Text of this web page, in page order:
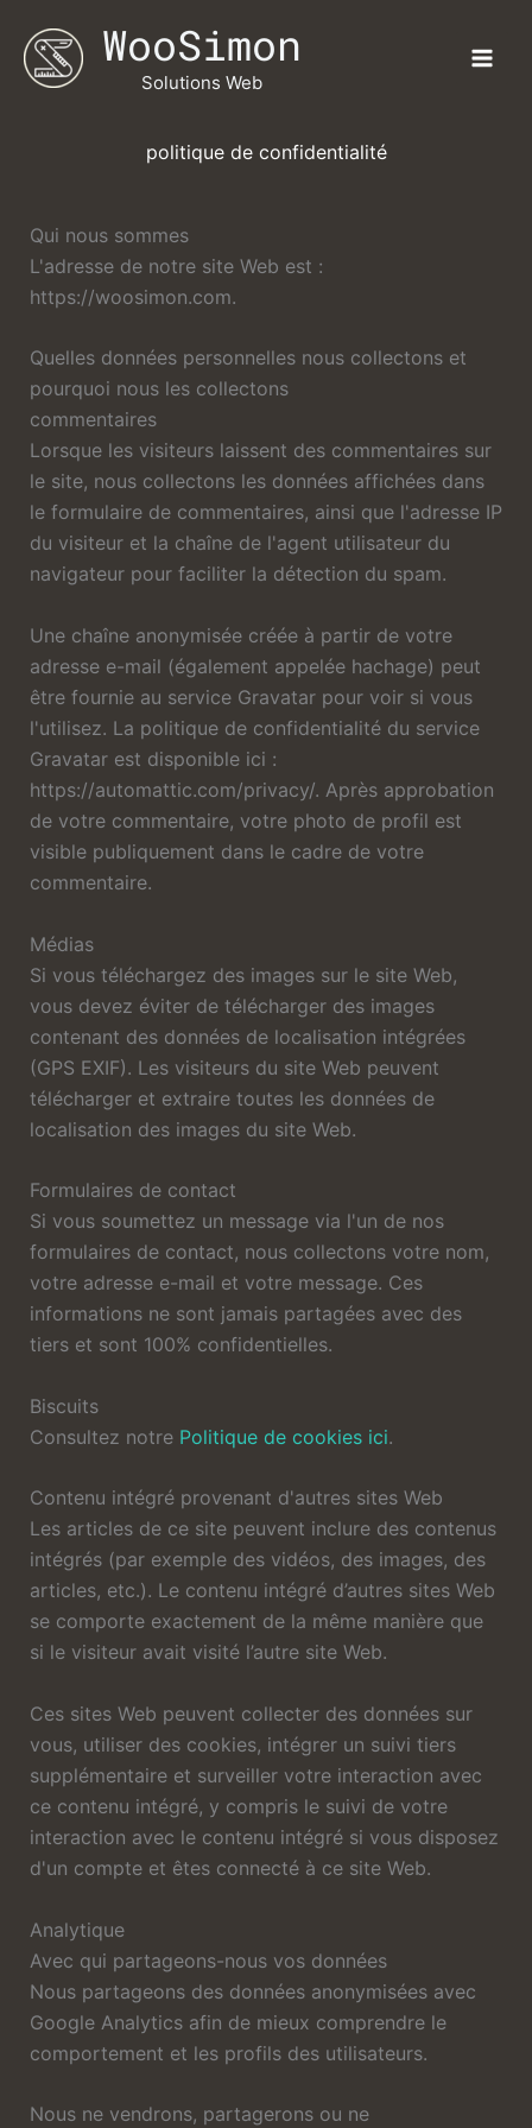
contenu
WooSimon
Solutions Web
politique de confidentialité
Qui nous sommes
L'adresse de notre site Web est :
https://woosimon.com.
Quelles données personnelles nous collectons et
pourquoi nous les collectons
commentaires
Lorsque les visiteurs laissent des commentaires sur
le site, nous collectons les données affichées dans
le formulaire de commentaires, ainsi que l'adresse IP
du visiteur et la chaîne de l'agent utilisateur du
navigateur pour faciliter la détection du spam.
Une chaîne anonymisée créée à partir de votre
adresse e-mail (également appelée hachage) peut
être fournie au service Gravatar pour voir si vous
l'utilisez. La politique de confidentialité du service
Gravatar est disponible ici :
https://automattic.com/privacy/. Après approbation
de votre commentaire, votre photo de profil est
visible publiquement dans le cadre de votre
commentaire.
Médias
Si vous téléchargez des images sur le site Web,
vous devez éviter de télécharger des images
contenant des données de localisation intégrées
(GPS EXIF). Les visiteurs du site Web peuvent
télécharger et extraire toutes les données de
localisation des images du site Web.
Formulaires de contact
Si vous soumettez un message via l'un de nos
formulaires de contact, nous collectons votre nom,
votre adresse e-mail et votre message. Ces
informations ne sont jamais partagées avec des
tiers et sont 100% confidentielles.
Biscuits
Consultez notre Politique de cookies ici.
Contenu intégré provenant d'autres sites Web
Les articles de ce site peuvent inclure des contenus
intégrés (par exemple des vidéos, des images, des
articles, etc.). Le contenu intégré d’autres sites Web
se comporte exactement de la même manière que
si le visiteur avait visité l’autre site Web.
Ces sites Web peuvent collecter des données sur
vous, utiliser des cookies, intégrer un suivi tiers
supplémentaire et surveiller votre interaction avec
ce contenu intégré, y compris le suivi de votre
interaction avec le contenu intégré si vous disposez
d'un compte et êtes connecté à ce site Web.
Analytique
Avec qui partageons-nous vos données
Nous partageons des données anonymisées avec
Google Analytics afin de mieux comprendre le
comportement et les profils des utilisateurs.
Nous ne vendrons, partagerons ou ne